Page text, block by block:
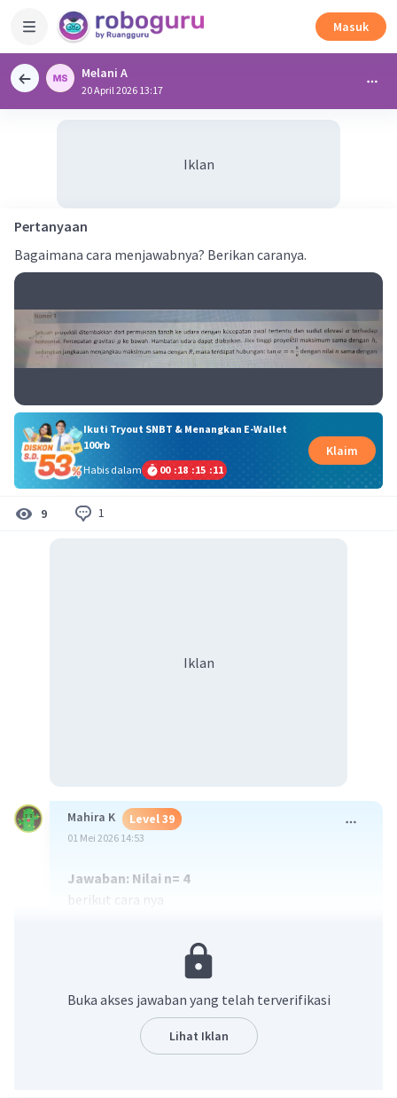
Masuk
Melani A
20 April 2026 13:17
Iklan
Pertanyaan
Bagaimana cara menjawabnya? Berikan caranya.
Ikuti Tryout SNBT & Menangkan E-Wallet
100rb
Habis dalam
00 :18 :15 :10
Klaim
9 1
Iklan
Mahira K Level 39
01 Mei 2026 14:53
Jawaban: Nilai n= 4
berikut cara nya
Buka akses jawaban yang telah terverifikasi
Lihat Iklan